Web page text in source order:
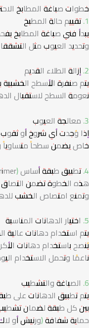
خطوات صباغة المطابخ
1. تقييم حالة المطبخ
يبدأ فني صباغة المطابخ
وتحديد العيوب مثل
2. إزالة الطلاء القديم
يتم صنفرة الأسطح الخشبية
نعومة السطح لاستقبال
3. معالجة العيوب
إذا وُجدت أي شروخ أو
خاص يضمن سطحاً متساوياً
4. تطبيق طبقة أساس (Primer)
هذه الخطوة تضمن التصاق
وتمنع امتصاص الخشب
5. اختيار الدهانات المناسبة
يتم استخدام دهانات عالية
يُنصح باستخدام دهانات
ناعمًا وتحمل الاستخدام
6. الصباغة والتشطيب
يتم تطبيق الدهانات على
بين كل طبقة لضمان
حماية شفافة (ورنيش أو